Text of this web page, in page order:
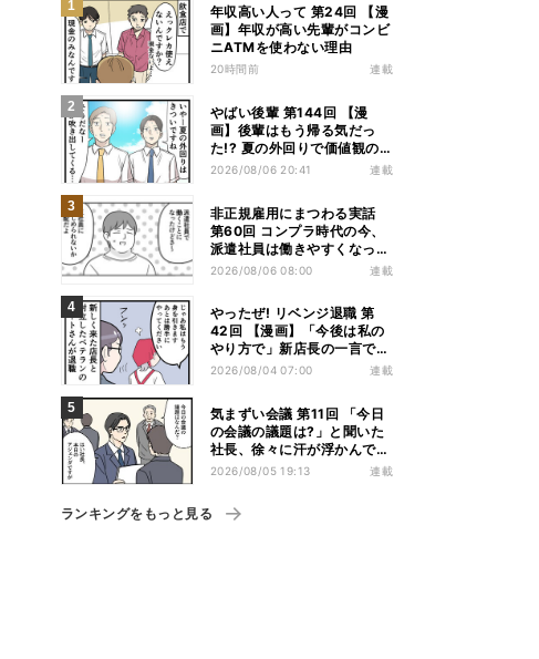
年収高い人って 第24回 【漫
画】年収が高い先輩がコンビ
ニATMを使わない理由
20時間前 連載
やばい後輩 第144回 【漫
画】後輩はもう帰る気だっ
た!? 夏の外回りで価値観の
違いを実感
2026/08/06 20:41 連載
非正規雇用にまつわる実話
第60回 コンプラ時代の今、
派遣社員は働きやすくなっ
た?
2026/08/06 08:00 連載
やったぜ! リベンジ退職 第
42回 【漫画】「今後は私の
やり方で」新店長の一言でベ
テラン退職→崩壊した現場
2026/08/04 07:00 連載
気まずい会議 第11回 「今日
の会議の議題は?」と聞いた
社長、徐々に汗が浮かんでき
た
2026/08/05 19:13 連載
ランキングをもっと見る